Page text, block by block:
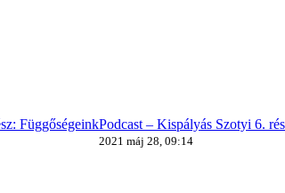
FüggőségeinkPodcast – Kispályás Szotyi 6.
2021 máj 28, 09:14